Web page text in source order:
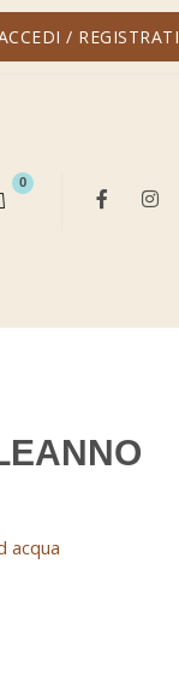
/ REGISTRATI
0
acqua